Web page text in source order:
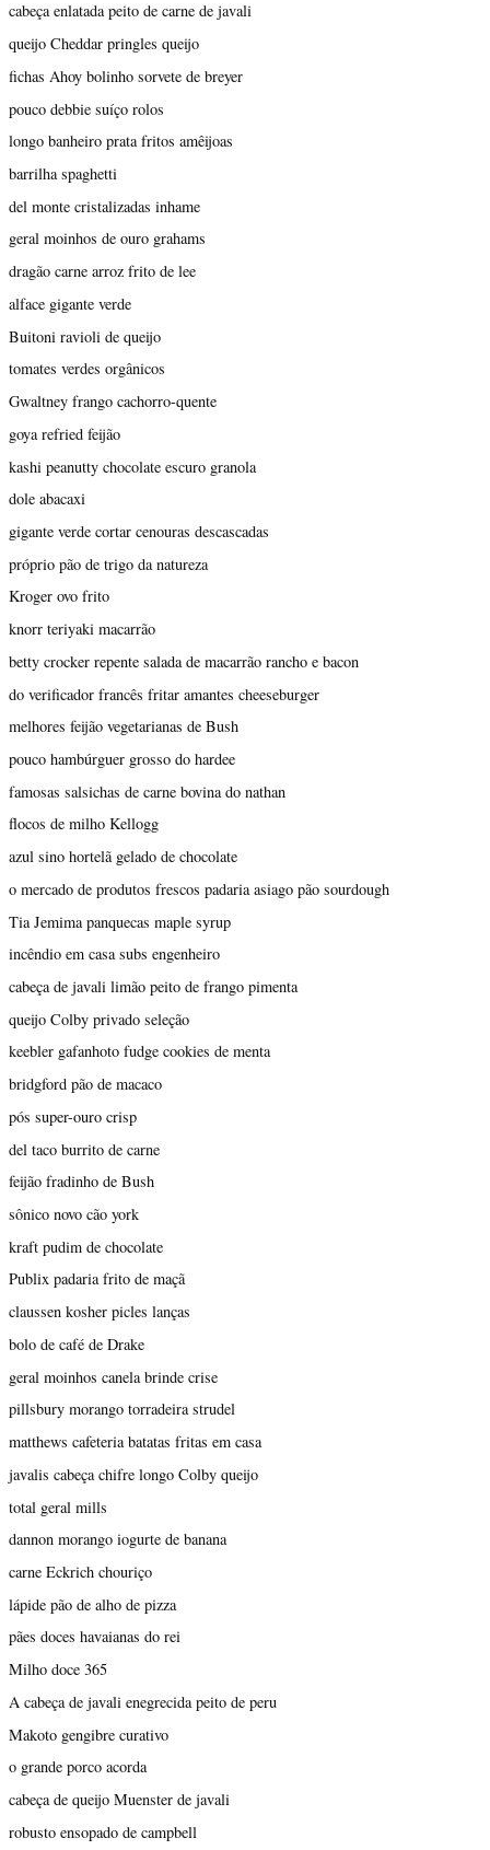
cabeça enlatada peito de carne de javali
queijo Cheddar pringles queijo
fichas Ahoy bolinho sorvete de breyer
pouco debbie suíço rolos
longo banheiro prata fritos amêijoas
barrilha spaghetti
del monte cristalizadas inhame
geral moinhos de ouro grahams
dragão carne arroz frito de lee
alface gigante verde
Buitoni ravioli de queijo
tomates verdes orgânicos
Gwaltney frango cachorro-quente
goya refried feijão
kashi peanutty chocolate escuro granola
dole abacaxi
gigante verde cortar cenouras descascadas
próprio pão de trigo da natureza
Kroger ovo frito
knorr teriyaki macarrão
betty crocker repente salada de macarrão rancho e bacon
do verificador francês fritar amantes cheeseburger
melhores feijão vegetarianas de Bush
pouco hambúrguer grosso do hardee
famosas salsichas de carne bovina do nathan
flocos de milho Kellogg
azul sino hortelã gelado de chocolate
o mercado de produtos frescos padaria asiago pão sourdough
Tia Jemima panquecas maple syrup
incêndio em casa subs engenheiro
cabeça de javali limão peito de frango pimenta
queijo Colby privado seleção
keebler gafanhoto fudge cookies de menta
bridgford pão de macaco
pós super-ouro crisp
del taco burrito de carne
feijão fradinho de Bush
sônico novo cão york
kraft pudim de chocolate
Publix padaria frito de maçã
claussen kosher picles lanças
bolo de café de Drake
geral moinhos canela brinde crise
pillsbury morango torradeira strudel
matthews cafeteria batatas fritas em casa
javalis cabeça chifre longo Colby queijo
total geral mills
dannon morango iogurte de banana
carne Eckrich chouriço
lápide pão de alho de pizza
pães doces havaianas do rei
Milho doce 365
A cabeça de javali enegrecida peito de peru
Makoto gengibre curativo
o grande porco acorda
cabeça de queijo Muenster de javali
robusto ensopado de campbell